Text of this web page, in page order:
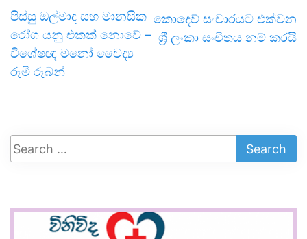
පිස්සු ඔල්මාද සහ මානසික
රෝග යනු එකක් නොවේ –
විශේෂඥ මනෝ වෛද්‍ය
රූමි රූබන්
කොදෙව් සංචාරයට එක්වන
ශ්‍රී ලංකා සංචිතය නම් කරයි